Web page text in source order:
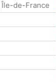
Île-de-France